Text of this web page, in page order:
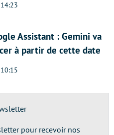
Assistant : Gemini va
à partir de cette date
pour recevoir nos